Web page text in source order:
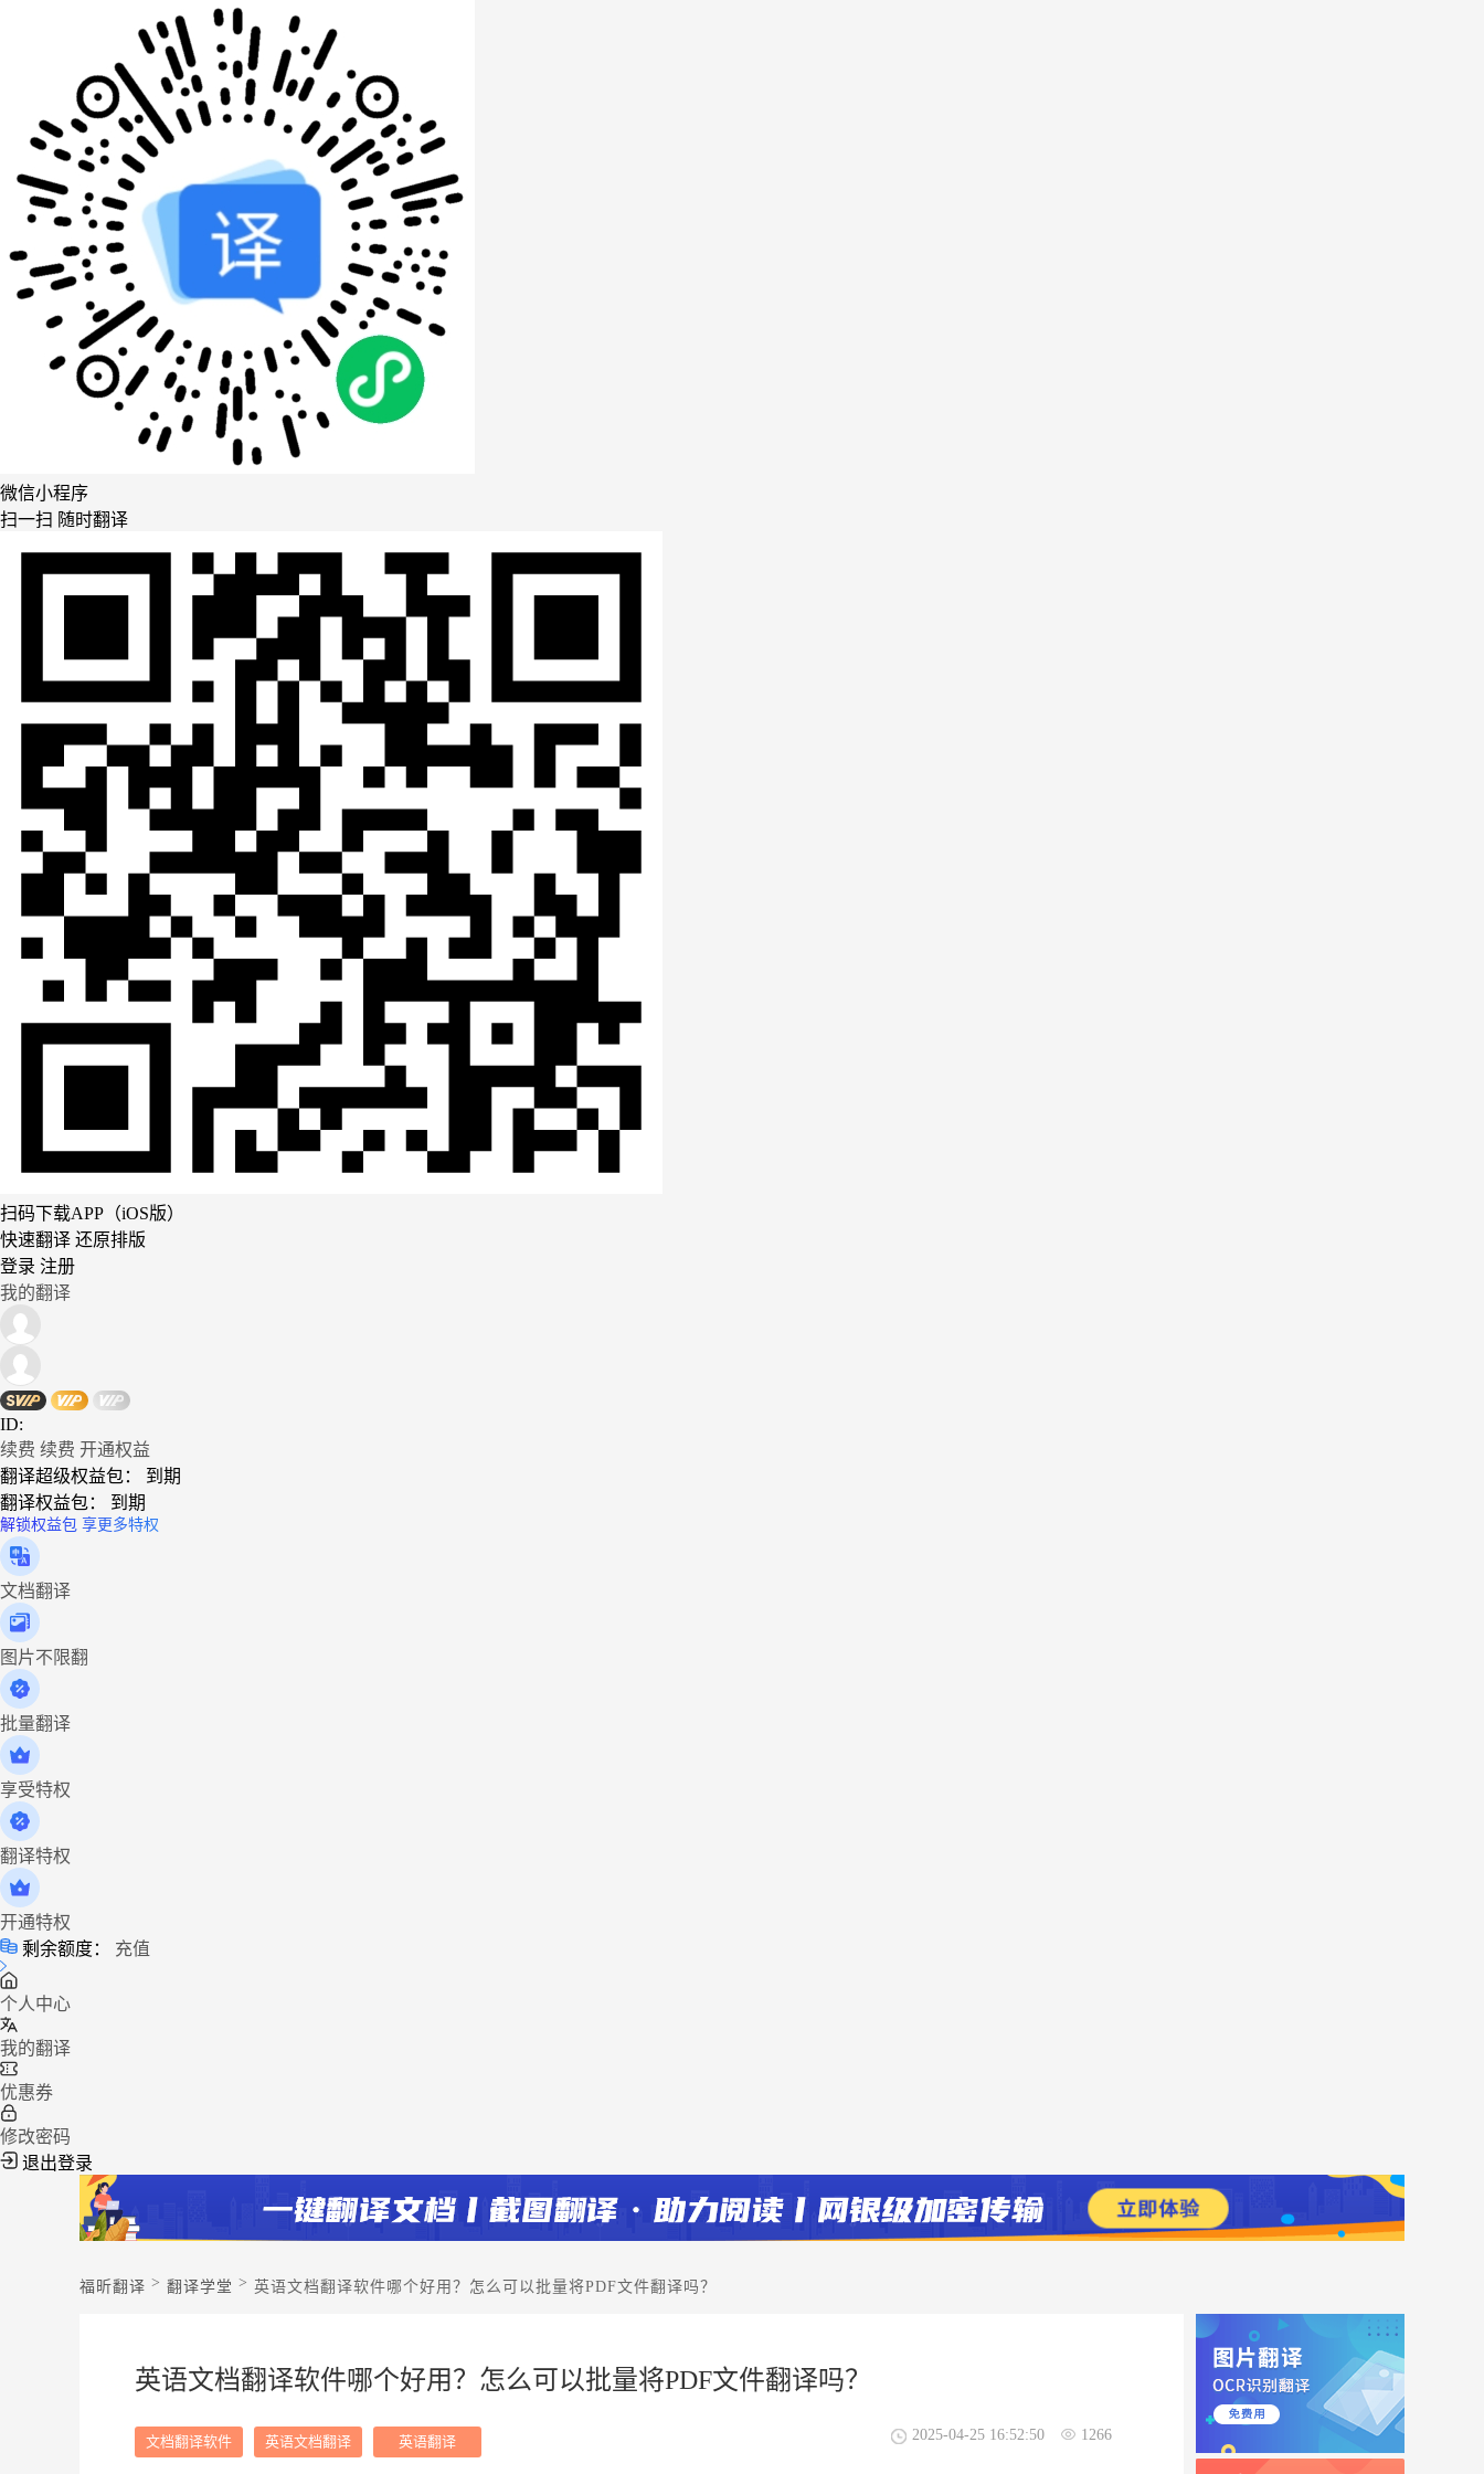
微信小程序
扫一扫 随时翻译
扫码下载APP（iOS版）
快速翻译 还原排版
登录 注册
我的翻译
ID:
续费 续费 开通权益
翻译超级权益包：
到期
翻译权益包：
到期
解锁权益包 享更多特权
文档翻译
图片不限翻
批量翻译
享受特权
翻译特权
开通特权
剩余额度：
充值
个人中心
我的翻译
优惠券
修改密码
退出登录
福昕翻译 > 翻译学堂 > 英语文档翻译软件哪个好用？怎么可以批量将PDF文件翻译吗？
英语文档翻译软件哪个好用？怎么可以批量将PDF文件翻译吗？
文档翻译软件 英语文档翻译 英语翻译 1266
2025-04-25 16:52:50